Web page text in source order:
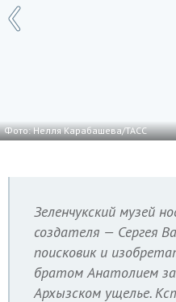
Фото: Нелля Карабашева/ТАСС
Зеленчукский музей
создателя — Сергея
поисковик и
братом Анатолием
Архызском ущелье.